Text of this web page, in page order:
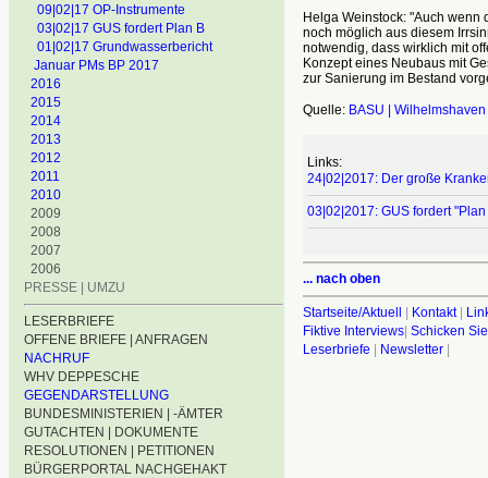
09|02|17 OP-Instrumente
03|02|17 GUS fordert Plan B
01|02|17 Grundwasserbericht
Januar PMs BP 2017
2016
2015
2014
2013
2012
2011
2010
2009
2008
2007
2006
PRESSE | UMZU
LESERBRIEFE
OFFENE BRIEFE | ANFRAGEN
NACHRUF
WHV DEPPESCHE
GEGENDARSTELLUNG
BUNDESMINISTERIEN | -ÄMTER
GUTACHTEN | DOKUMENTE
RESOLUTIONEN | PETITIONEN
BÜRGERPORTAL NACHGEHAKT
Helga Weinstock: "Auch wenn
noch möglich aus diesem
notwendig, dass wirklich mit
Konzept eines Neubaus mit
zur Sanierung im Bestand
Quelle: BASU | Wilhelmshaven
Links:
24|02|2017: Der große
03|02|2017: GUS fordert
... nach oben
Startseite/Aktuell | Kontakt|
Fiktive Interviews| Schicken
Leserbriefe | Newsletter|